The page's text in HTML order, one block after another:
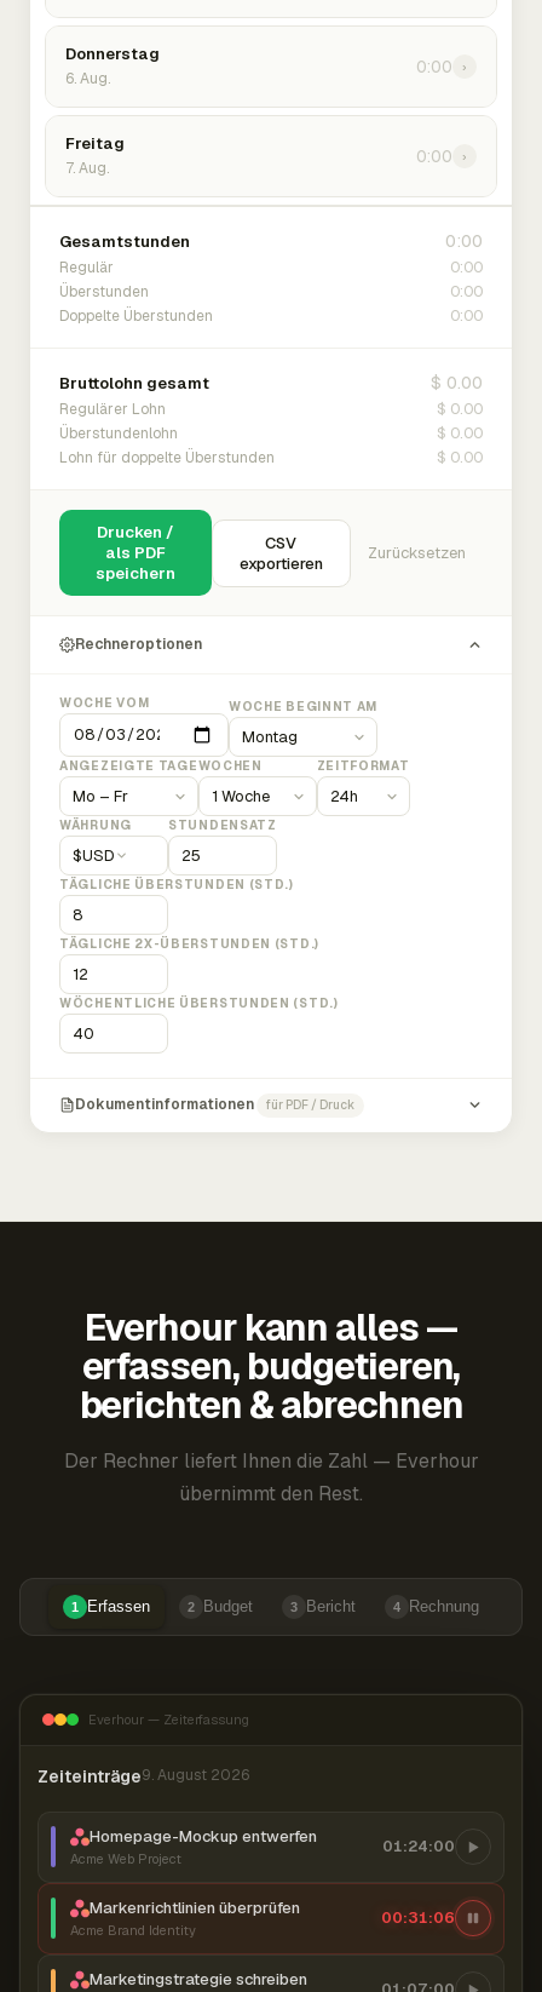
Donnerstag
6. Aug.
0:00 ›
Freitag
7. Aug.
0:00 ›
Gesamtstunden 0:00
Regulär 0:00
Überstunden 0:00
Doppelte Überstunden 0:00
Bruttolohn gesamt $ 0.00
Regulärer Lohn $ 0.00
Überstundenlohn $ 0.00
Lohn für doppelte Überstunden $ 0.00
Drucken /
als PDF
speichern
CSV
exportieren
Zurücksetzen
Rechneroptionen
WOCHE VOM WOCHE BEGINNT AM
ANGEZEIGTE TAGEWOCHEN ZEITFORMAT
WÄHRUNG
$USD
STUNDENSATZ
TÄGLICHE ÜBERSTUNDEN (STD.)
TÄGLICHE 2X-ÜBERSTUNDEN (STD.)
WÖCHENTLICHE ÜBERSTUNDEN (STD.)
Dokumentinformationen für PDF / Druck
Everhour kann alles —
erfassen, budgetieren,
berichten & abrechnen
Der Rechner liefert Ihnen die Zahl — Everhour
übernimmt den Rest.
1 Erfassen 2 Budget 3 Bericht 4 Rechnung
Everhour — Zeiterfassung
Zeiteinträge9. August 2026
Homepage-Mockup entwerfen
Acme Web Project
01:24:00
Markenrichtlinien überprüfen
Acme Brand Identity
00:31:07
Marketingstrategie schreiben